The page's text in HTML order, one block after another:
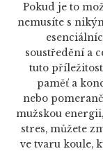
Pokud je to
nemusíte s
soustředění a
tuto
paměť a
nebo
mužskou
stres, můžete
ve tvaru koule,